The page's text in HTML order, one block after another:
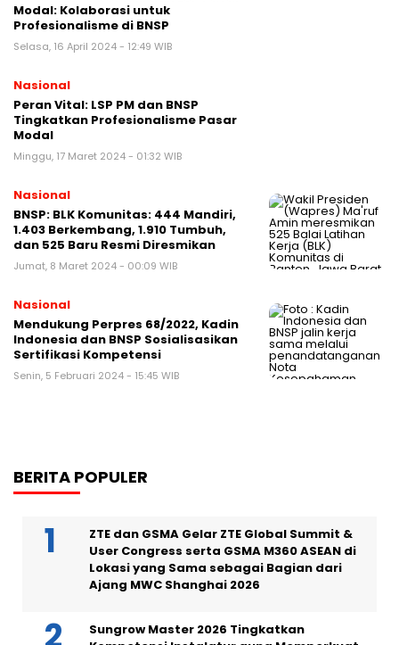
Modal: Kolaborasi untuk
Profesionalisme di BNSP
Selasa, 16 April 2024 - 12:49 WIB
Nasional
Peran Vital: LSP PM dan BNSP
Tingkatkan Profesionalisme Pasar
Modal
Minggu, 17 Maret 2024 - 01:32 WIB
Nasional
BNSP: BLK Komunitas: 444 Mandiri,
1.403 Berkembang, 1.910 Tumbuh,
dan 525 Baru Resmi Diresmikan
Jumat, 8 Maret 2024 - 00:09 WIB
Nasional
Mendukung Perpres 68/2022, Kadin
Indonesia dan BNSP Sosialisasikan
Sertifikasi Kompetensi
Senin, 5 Februari 2024 - 15:45 WIB
BERITA POPULER
ZTE dan GSMA Gelar ZTE Global Summit &
User Congress serta GSMA M360 ASEAN di
Lokasi yang Sama sebagai Bagian dari
Ajang MWC Shanghai 2026
Sungrow Master 2026 Tingkatkan